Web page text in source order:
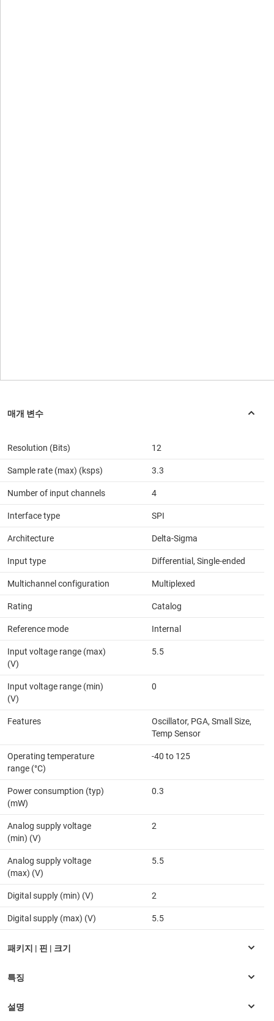
Resolution (Bits) 12
Sample rate (max) (ksps) 3.3
Number of input channels 4
Interface type SPI
Architecture Delta-Sigma
Input type Differential, Single-ended
Multichannel configuration Multiplexed
Rating Catalog
Reference mode Internal
Input voltage range (max)
(V)
5.5
Input voltage range (min)
(V)
0
Features
Oscillator, PGA, Small Size,
Temp Sensor
Operating temperature
range (°C)
-40 to 125
Power consumption (typ)
(mW)
0.3
Analog supply voltage
(min) (V)
2
Analog supply voltage
(max) (V)
5.5
Digital supply (min) (V) 2
Digital supply (max) (V) 5.5